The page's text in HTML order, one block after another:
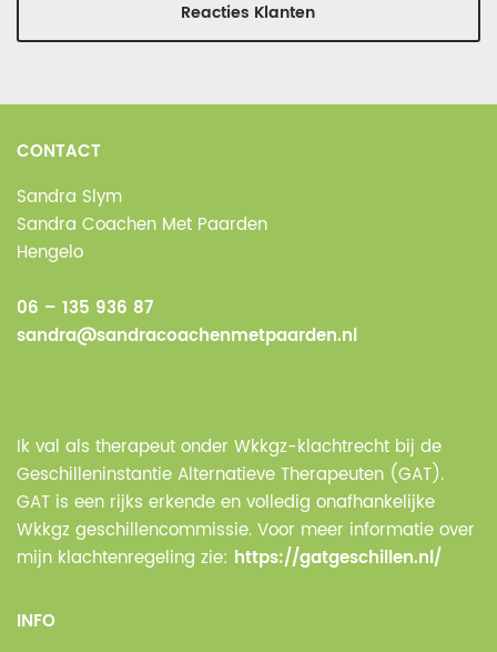
Reacties Klanten
CONTACT
Sandra Slym
Sandra Coachen Met Paarden
Hengelo
06 – 135 936 87
sandra@sandracoachenmetpaarden.nl
Ik val als therapeut onder Wkkgz-klachtrecht bij de
Geschilleninstantie Alternatieve Therapeuten (GAT).
GAT is een rijks erkende en volledig onafhankelijke
Wkkgz geschillencommissie. Voor meer informatie over
mijn klachtenregeling zie: https://gatgeschillen.nl/
INFO